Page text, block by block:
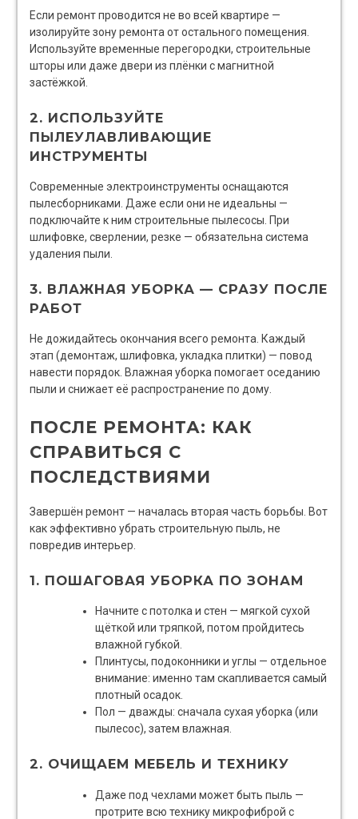
Если ремонт проводится не во всей квартире —
изолируйте зону ремонта от остального помещения.
Используйте временные перегородки, строительные
шторы или даже двери из плёнки с магнитной
застёжкой.
2. ИСПОЛЬЗУЙТЕ
ПЫЛЕУЛАВЛИВАЮЩИЕ
ИНСТРУМЕНТЫ
Современные электроинструменты оснащаются
пылесборниками. Даже если они не идеальны —
подключайте к ним строительные пылесосы. При
шлифовке, сверлении, резке — обязательна система
удаления пыли.
3. ВЛАЖНАЯ УБОРКА — СРАЗУ ПОСЛЕ
РАБОТ
Не дожидайтесь окончания всего ремонта. Каждый
этап (демонтаж, шлифовка, укладка плитки) — повод
навести порядок. Влажная уборка помогает оседанию
пыли и снижает её распространение по дому.
ПОСЛЕ РЕМОНТА: КАК
СПРАВИТЬСЯ С
ПОСЛЕДСТВИЯМИ
Завершён ремонт — началась вторая часть борьбы. Вот
как эффективно убрать строительную пыль, не
повредив интерьер.
1. ПОШАГОВАЯ УБОРКА ПО ЗОНАМ
Начните с потолка и стен — мягкой сухой
щёткой или тряпкой, потом пройдитесь
влажной губкой.
Плинтусы, подоконники и углы — отдельное
внимание: именно там скапливается самый
плотный осадок.
Пол — дважды: сначала сухая уборка (или
пылесос), затем влажная.
2. ОЧИЩАЕМ МЕБЕЛЬ И ТЕХНИКУ
Даже под чехлами может быть пыль —
протрите всю технику микрофиброй с